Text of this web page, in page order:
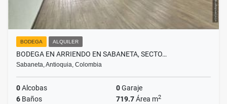
BODEGA ALQUILER
BODEGA EN ARRIENDO EN SABANETA, SECTO…
Sabaneta, Antioquia, Colombia
0Alcobas 0Garaje
6 Baños 719.7Área m2